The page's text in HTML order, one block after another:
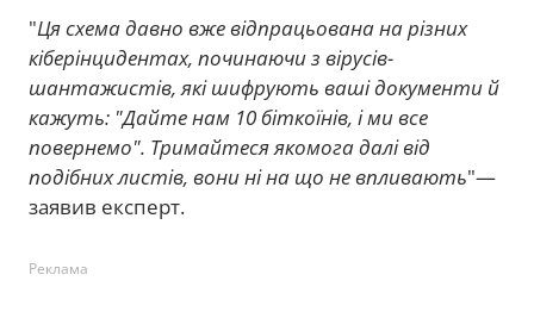
"Ця схема давно вже відпрацьована на різних
кіберінцидентах, починаючи з вірусів-
шантажистів, які шифрують ваші документи й
кажуть: "Дайте нам 10 біткоїнів, і ми все
повернемо". Тримайтеся якомога далі від
подібних листів, вони ні на що не впливають"—
заявив експерт.
Реклама